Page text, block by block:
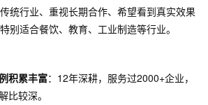
统行业、重视长期合作、希望看到真实效果
别适合餐饮、教育、工业制造等行业。
积累丰富：12年深耕，服务过2000+企业，
比较深。